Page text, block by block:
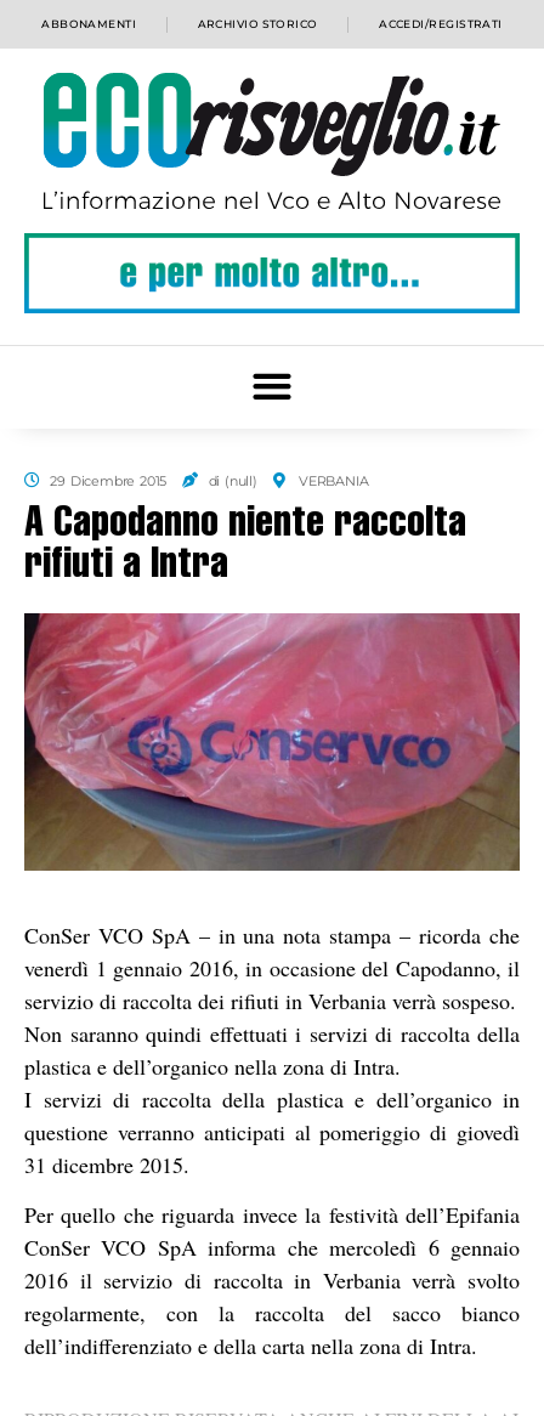
ABBONAMENTI ARCHIVIO STORICO ACCEDI/REGISTRATI
29 Dicembre 2015 di (null) VERBANIA
A Capodanno niente raccolta
rifiuti a Intra
ConSer VCO SpA – in una nota stampa – ricorda che
venerdì 1 gennaio 2016, in occasione del Capodanno, il
servizio di raccolta dei rifiuti in Verbania verrà sospeso.
Non saranno quindi effettuati i servizi di raccolta della
plastica e dell’organico nella zona di Intra.
I servizi di raccolta della plastica e dell’organico in
questione verranno anticipati al pomeriggio di giovedì
31 dicembre 2015.
Per quello che riguarda invece la festività dell’Epifania
ConSer VCO SpA informa che mercoledì 6 gennaio
2016 il servizio di raccolta in Verbania verrà svolto
regolarmente, con la raccolta del sacco bianco
dell’indifferenziato e della carta nella zona di Intra.